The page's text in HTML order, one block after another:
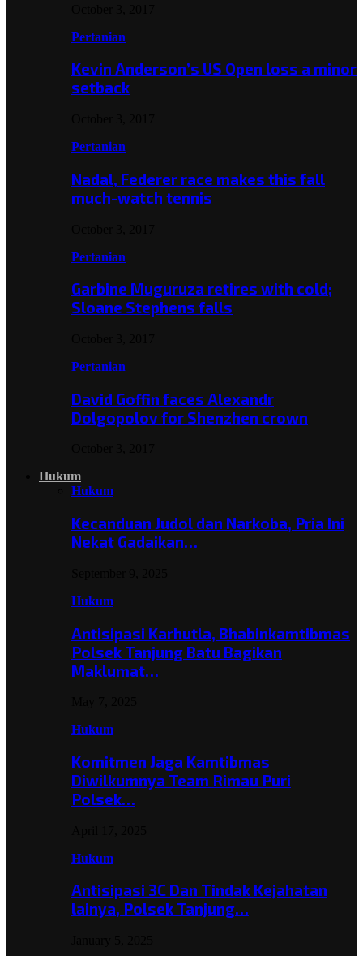
Pertanian
Kevin Anderson’s US Open loss a minor
setback
Pertanian
Nadal, Federer race makes this fall
much-watch tennis
Pertanian
Garbine Muguruza retires with cold;
Sloane Stephens falls
Pertanian
David Goffin faces Alexandr
Dolgopolov for Shenzhen crown
Hukum
Hukum
Kecanduan Judol dan Narkoba, Pria Ini
Nekat Gadaikan…
Hukum
Antisipasi Karhutla, Bhabinkamtibmas
Polsek Tanjung Batu Bagikan
Maklumat…
Hukum
Komitmen Jaga Kamtibmas
Diwilkumnya Team Rimau Puri
Polsek…
Hukum
Antisipasi 3C Dan Tindak Kejahatan
lainya, Polsek Tanjung…